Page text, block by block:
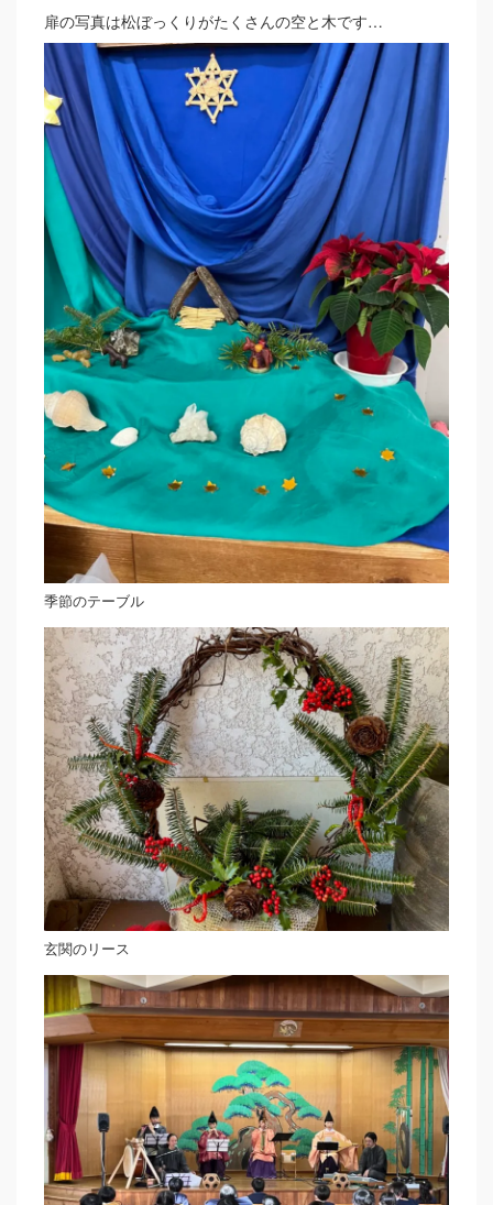
扉の写真は松ぼっくりがたくさんの空と木です…
季節のテーブル
玄関のリース